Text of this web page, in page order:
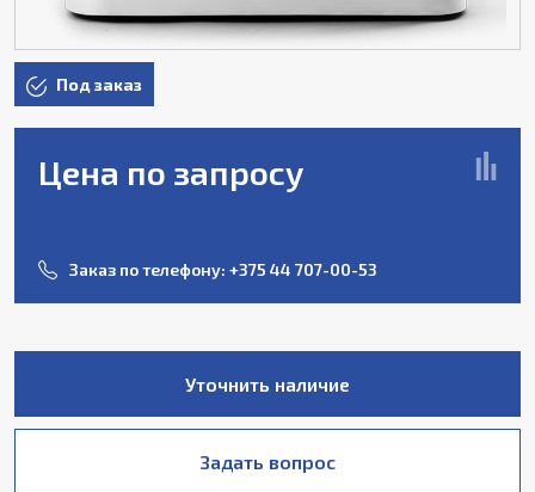
Под заказ
Цена по запросу
Заказ по телефону: +375 44 707-00-53
Уточнить наличие
Задать вопрос